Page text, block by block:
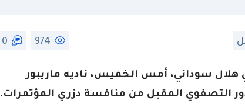
974
0
هلال سوداني، أمس الخميس، ناديه ماريبور
التصفوي المقبل من منافسة دزري المؤتمرات.